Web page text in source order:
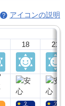
アイコンの説明
18 21